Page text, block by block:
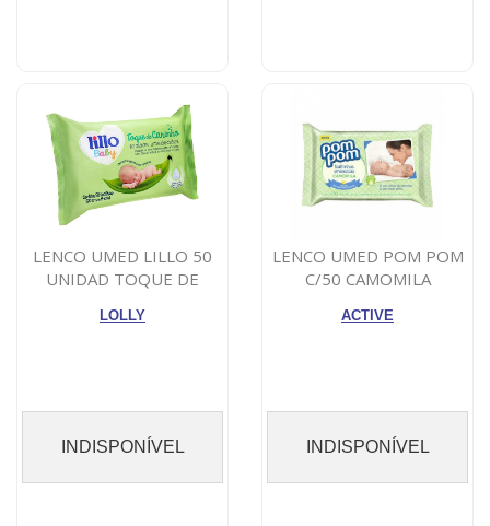
LENCO UMED LILLO 50
UNIDAD TOQUE DE
LOLLY
INDISPONÍVEL
LENCO UMED POM POM
C/50 CAMOMILA
ACTIVE
INDISPONÍVEL